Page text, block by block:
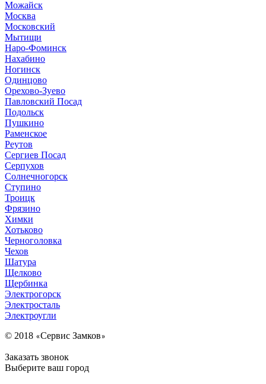
Можайск
Москва
Московский
Мытищи
Наро-Фоминск
Нахабино
Ногинск
Одинцово
Орехово-Зуево
Павловский Посад
Подольск
Пушкино
Раменское
Реутов
Сергиев Посад
Серпухов
Солнечногорск
Ступино
Троицк
Фрязино
Химки
Хотьково
Черноголовка
Чехов
Шатура
Щелково
Щербинка
Электрогорск
Электросталь
Электроугли
© 2018 «Сервис Замков»
Заказать звонок
Выберите ваш город